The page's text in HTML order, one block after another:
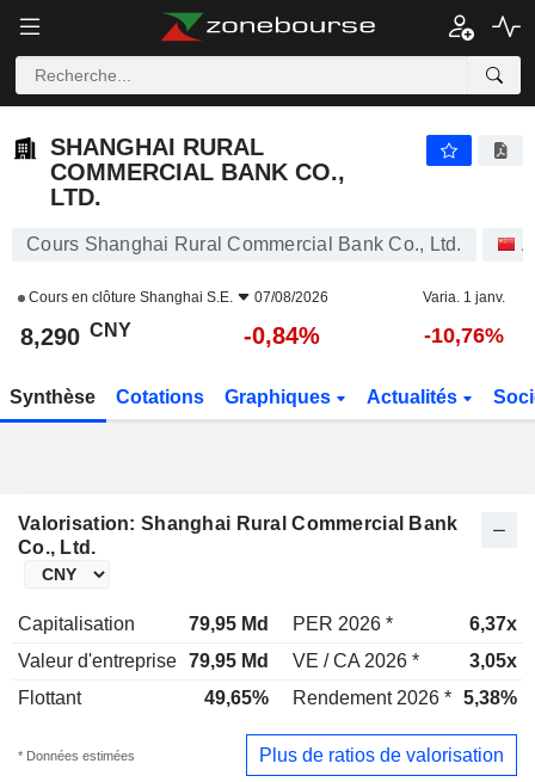
SHANGHAI RURAL
COMMERCIAL BANK CO.,
LTD.
Cours Shanghai Rural Commercial Bank Co., Ltd.
Cours en clôture Shanghai S.E. 07/08/2026 Varia. 1 janv.
8,290 CNY -0,84% -10,76%
Synthèse Cotations Graphiques Actualités
Valorisation: Shanghai Rural Commercial Bank
Co., Ltd.
Capitalisation 79,95 Md PER 2026 *
6,37x
Valeur d'entreprise 79,95 Md VE / CA 2026 *
3,05x
Flottant
49,65% Rendement 2026 * 5,38%
* Données estimées Plus de ratios de valorisation